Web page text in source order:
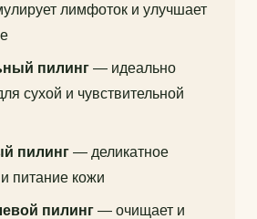
лимфоток и улучшает
пилинг — идеально
сухой и чувствительной
пилинг — деликатное
питание кожи
пилинг — очищает и